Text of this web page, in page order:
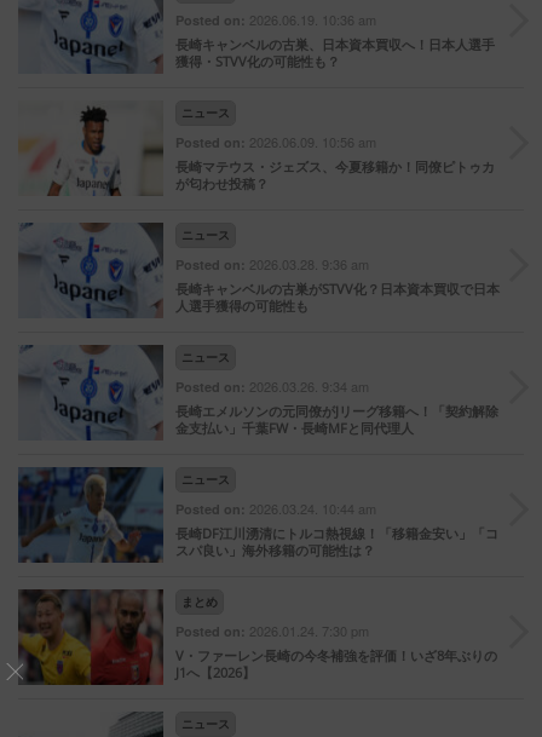
Posted on: 2026.06.19. 10:36 am
長崎キャンベルの古巣、日本資本買収へ！日本人選手
獲得・STVV化の可能性も？
ニュース
Posted on: 2026.06.09. 10:56 am
長崎マテウス・ジェズス、今夏移籍か！同僚ピトゥカ
が匂わせ投稿？
ニュース
Posted on: 2026.03.28. 9:36 am
長崎キャンベルの古巣がSTVV化？日本資本買収で日本
人選手獲得の可能性も
ニュース
Posted on: 2026.03.26. 9:34 am
長崎エメルソンの元同僚がJリーグ移籍へ！「契約解除
金支払い」千葉FW・長崎MFと同代理人
ニュース
Posted on: 2026.03.24. 10:44 am
長崎DF江川湧清にトルコ熱視線！「移籍金安い」「コ
スパ良い」海外移籍の可能性は？
まとめ
Posted on: 2026.01.24. 7:30 pm
V・ファーレン長崎の今冬補強を評価！いざ8年ぶりの
J1へ【2026】
ニュース